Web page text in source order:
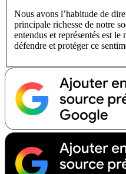
Nous avons l’habitude de
principale richesse de notre
entendus et représentés est
défendre et protéger ce